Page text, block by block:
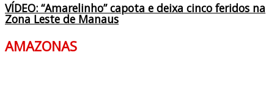
VÍDEO: “Amarelinho” capota e deixa cinco feridos na
Zona Leste de Manaus
AMAZONAS